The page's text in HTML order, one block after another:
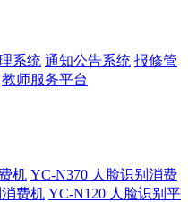
系统 通知公告系统 报修管
教师服务平台
机 YC-N370 人脸识别消费
费机 YC-N120 人脸识别平